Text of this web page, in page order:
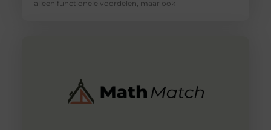
alleen functionele voordelen, maar ook